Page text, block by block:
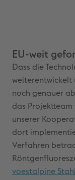
EU-weit
Dass die
weiterentwickelt
noch genauer
das Projektteam
unserer
dort
Verfahren
voestalpine